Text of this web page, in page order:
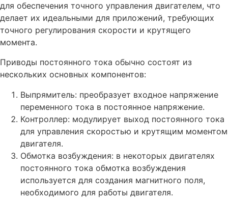
для обеспечения точного управления двигателем, что
делает их идеальными для приложений, требующих
точного регулирования скорости и крутящего
момента.
Приводы постоянного тока обычно состоят из
нескольких основных компонентов:
Выпрямитель: преобразует входное напряжение
переменного тока в постоянное напряжение.
Контроллер: модулирует выход постоянного тока
для управления скоростью и крутящим моментом
двигателя.
Обмотка возбуждения: в некоторых двигателях
постоянного тока обмотка возбуждения
используется для создания магнитного поля,
необходимого для работы двигателя.